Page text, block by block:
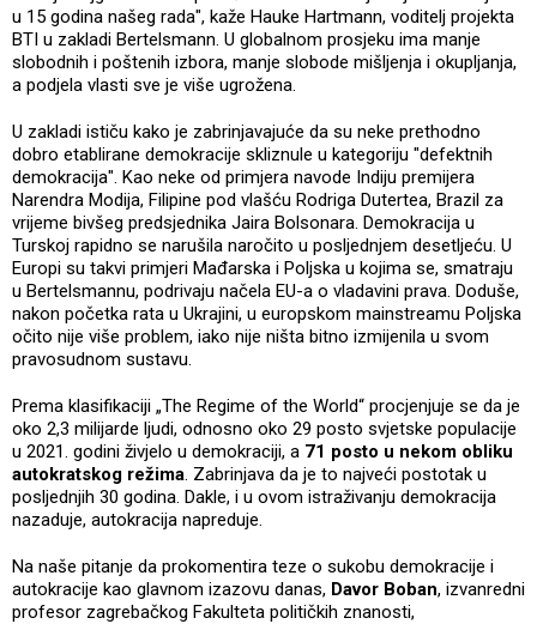
u 15 godina našeg rada", kaže Hauke Hartmann, voditelj projekta
BTI u zakladi Bertelsmann. U globalnom prosjeku ima manje
slobodnih i poštenih izbora, manje slobode mišljenja i okupljanja,
a podjela vlasti sve je više ugrožena.
U zakladi ističu kako je zabrinjavajuće da su neke prethodno
dobro etablirane demokracije skliznule u kategoriju "defektnih
demokracija". Kao neke od primjera navode Indiju premijera
Narendra Modija, Filipine pod vlašću Rodriga Dutertea, Brazil za
vrijeme bivšeg predsjednika Jaira Bolsonara. Demokracija u
Turskoj rapidno se narušila naročito u posljednjem desetljeću. U
Europi su takvi primjeri Mađarska i Poljska u kojima se, smatraju
u Bertelsmannu, podrivaju načela EU-a o vladavini prava. Doduše,
nakon početka rata u Ukrajini, u europskom mainstreamu Poljska
očito nije više problem, iako nije ništa bitno izmijenila u svom
pravosudnom sustavu.
Prema klasifikaciji „The Regime of the World“ procjenjuje se da je
oko 2,3 milijarde ljudi, odnosno oko 29 posto svjetske populacije
u 2021. godini živjelo u demokraciji, a 71 posto u nekom obliku
autokratskog režima. Zabrinjava da je to najveći postotak u
posljednjih 30 godina. Dakle, i u ovom istraživanju demokracija
nazaduje, autokracija napreduje.
Na naše pitanje da prokomentira teze o sukobu demokracije i
autokracije kao glavnom izazovu danas, Davor Boban, izvanredni
profesor zagrebačkog Fakulteta političkih znanosti,